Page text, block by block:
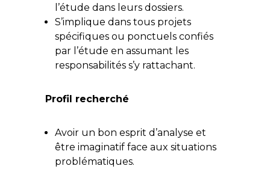
l’étude dans leurs dossiers.
S’implique dans tous projets
spécifiques ou ponctuels confiés
par l’étude en assumant les
responsabilités s’y rattachant.
Profil recherché
Avoir un bon esprit d’analyse et
être imaginatif face aux situations
problématiques.